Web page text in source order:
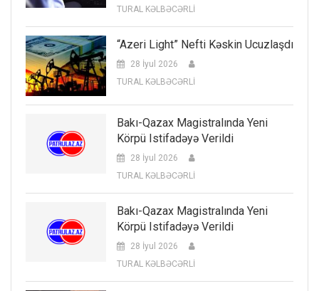
TURAL KƏLBƏCƏRLİ
“Azeri Light” Nefti Kəskin Ucuzlaşdı
28 İyul 2026
TURAL KƏLBƏCƏRLİ
Bakı-Qazax Magistralında Yeni
Körpü Istifadəyə Verildi
28 İyul 2026
TURAL KƏLBƏCƏRLİ
Bakı-Qazax Magistralında Yeni
Körpü Istifadəyə Verildi
28 İyul 2026
TURAL KƏLBƏCƏRLİ